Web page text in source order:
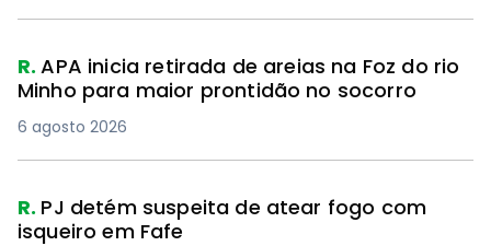
R.APA inicia retirada de areias na Foz do rio
Minho para maior prontidão no socorro
6 agosto 2026
R. PJ detém suspeita de atear fogo com
isqueiro em Fafe